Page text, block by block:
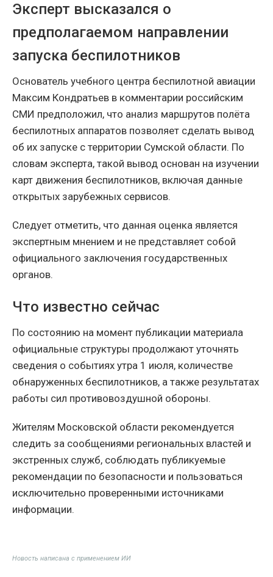
Эксперт высказался о
предполагаемом направлении
запуска беспилотников
Основатель учебного центра беспилотной авиации
Максим Кондратьев в комментарии российским
СМИ предположил, что анализ маршрутов полёта
беспилотных аппаратов позволяет сделать вывод
об их запуске с территории Сумской области. По
словам эксперта, такой вывод основан на изучении
карт движения беспилотников, включая данные
открытых зарубежных сервисов.
Следует отметить, что данная оценка является
экспертным мнением и не представляет собой
официального заключения государственных
органов.
Что известно сейчас
По состоянию на момент публикации материала
официальные структуры продолжают уточнять
сведения о событиях утра 1 июля, количестве
обнаруженных беспилотников, а также результатах
работы сил противовоздушной обороны.
Жителям Московской области рекомендуется
следить за сообщениями региональных властей и
экстренных служб, соблюдать публикуемые
рекомендации по безопасности и пользоваться
исключительно проверенными источниками
информации.
Новость написана с применением ИИ